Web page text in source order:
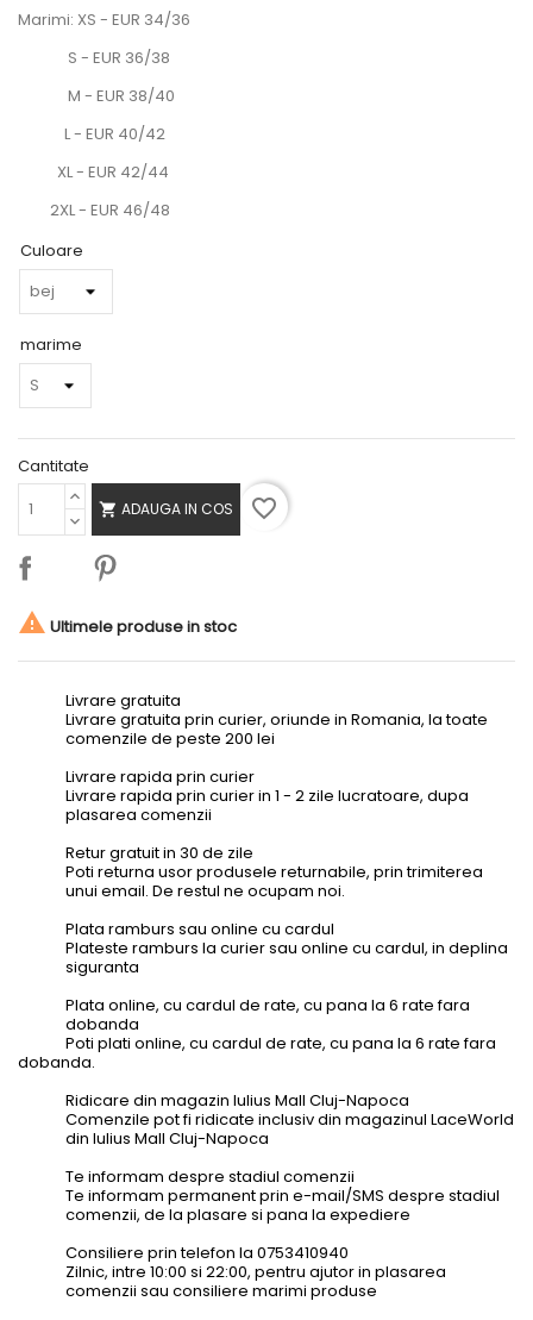
Marimi: XS - EUR 34/36
S - EUR 36/38
M - EUR 38/40
L - EUR 40/42
XL - EUR 42/44
2XL - EUR 46/48
Culoare
marime
Cantitate
 ADAUGA IN COS favorite_border
 Ultimele produse in stoc
Livrare gratuita
Livrare gratuita prin curier, oriunde in Romania, la toate
comenzile de peste 200 lei
Livrare rapida prin curier
Livrare rapida prin curier in 1 - 2 zile lucratoare, dupa
plasarea comenzii
Retur gratuit in 30 de zile
Poti returna usor produsele returnabile, prin trimiterea
unui email. De restul ne ocupam noi.
Plata ramburs sau online cu cardul
Plateste ramburs la curier sau online cu cardul, in deplina
siguranta
Plata online, cu cardul de rate, cu pana la 6 rate fara
dobanda
Poti plati online, cu cardul de rate, cu pana la 6 rate fara
dobanda.
Ridicare din magazin Iulius Mall Cluj-Napoca
Comenzile pot fi ridicate inclusiv din magazinul LaceWorld
din Iulius Mall Cluj-Napoca
Te informam despre stadiul comenzii
Te informam permanent prin e-mail/SMS despre stadiul
comenzii, de la plasare si pana la expediere
Consiliere prin telefon la 0753410940
Zilnic, intre 10:00 si 22:00, pentru ajutor in plasarea
comenzii sau consiliere marimi produse